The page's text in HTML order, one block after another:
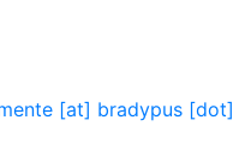
[at] bradypus [dot]